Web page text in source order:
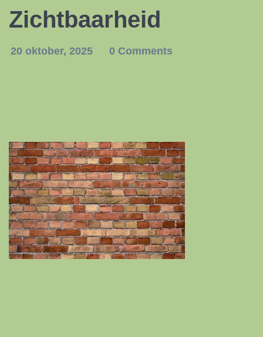
Zichtbaarheid
20 oktober, 2025 0 Comments